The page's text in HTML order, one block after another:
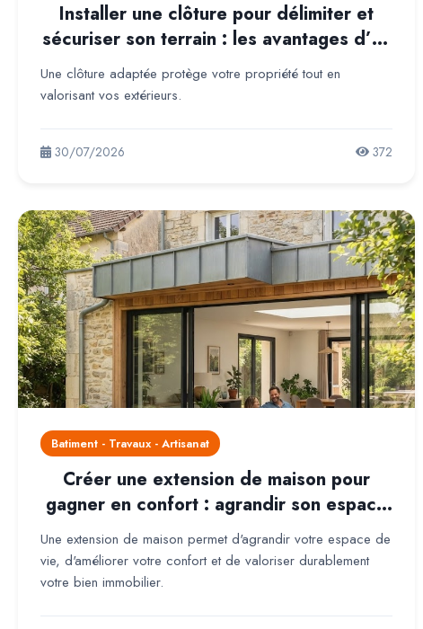
Installer une clôture pour délimiter et
sécuriser son terrain : les avantages d’un
aménagement extérieur adapté
Une clôture adaptée protège votre propriété tout en
valorisant vos extérieurs.
30/07/2026 372
Batiment - Travaux - Artisanat
Créer une extension de maison pour
gagner en confort : agrandir son espace
de vie sans déménager
Une extension de maison permet d'agrandir votre espace de
vie, d'améliorer votre confort et de valoriser durablement
votre bien immobilier.